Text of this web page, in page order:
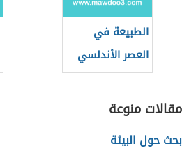
الطبيعة في
العصر الأندلسي
مقالات منوعة
بحث حول البيئة